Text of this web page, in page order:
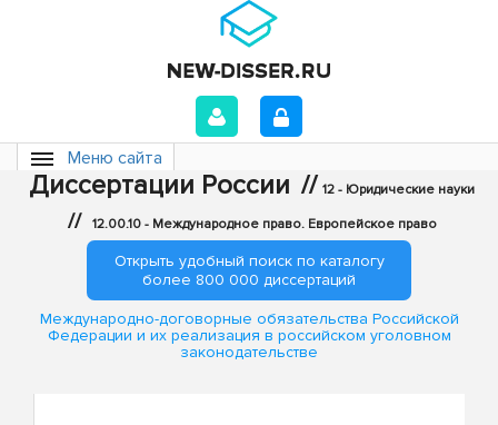
Меню сайта
Диссертации России // 12 - Юридические науки
// 12.00.10 - Международное право. Европейское право
Открыть удобный поиск по каталогу
более 800 000 диссертаций
Международно-договорные обязательства Российской
Федерации и их реализация в российском уголовном
законодательстве